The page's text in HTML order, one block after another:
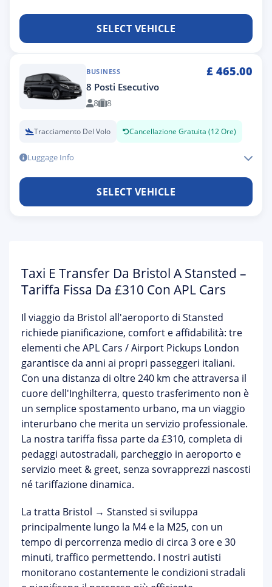
SELECT VEHICLE
BUSINESS £ 465.00
8 Posti Esecutivo
8 8
Tracciamento Del Volo Cancellazione Gratuita (12 Ore)
Luggage Info
SELECT VEHICLE
Taxi E Transfer Da Bristol A Stansted –
Tariffa Fissa Da £310 Con APL Cars
Il viaggio da Bristol all'aeroporto di Stansted
richiede pianificazione, comfort e affidabilità: tre
elementi cheAPL Cars / Airport Pickups London
garantisce da anni ai propri passeggeri italiani.
Con una distanza di oltre 240 km che attraversa il
cuore dell'Inghilterra, questo trasferimento non è
un semplice spostamento urbano, ma un viaggio
interurbano che merita un servizio professionale.
La nostra tariffa fissa parte da £310, completa di
pedaggi autostradali, parcheggio in aeroporto e
servizio meet & greet, senza sovrapprezzi nascosti
né tariffazione dinamica.
La tratta Bristol → Stansted si sviluppa
principalmente lungo la M4 e la M25, con un
tempo di percorrenza medio di circa 3 ore e 30
minuti, traffico permettendo. I nostri autisti
monitorano costantemente le condizioni stradali